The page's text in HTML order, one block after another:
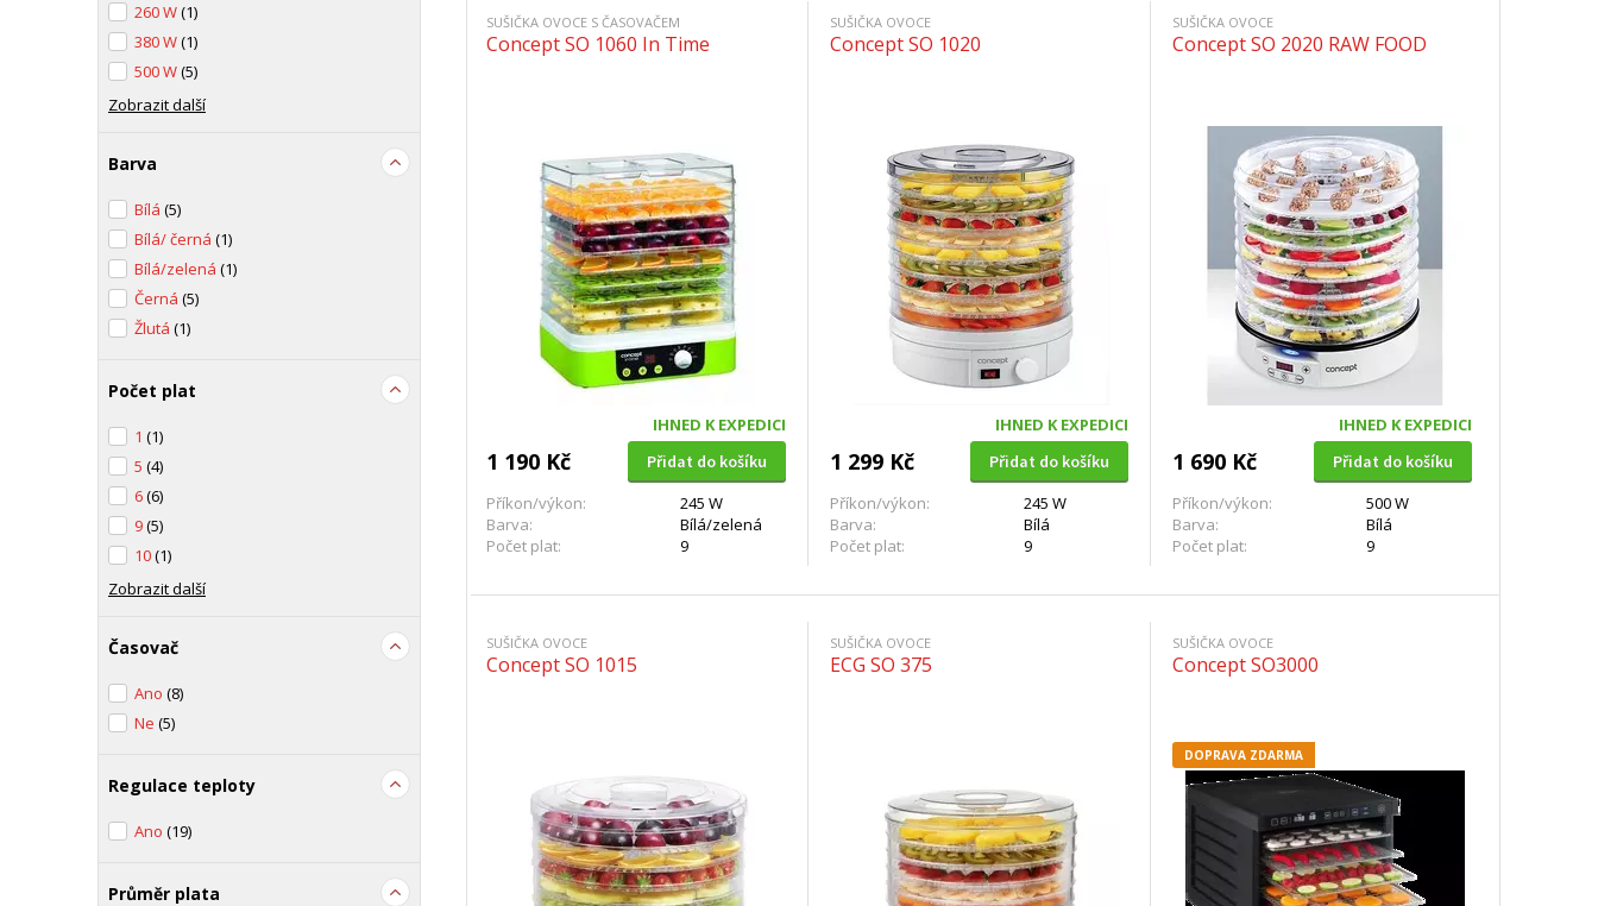
SUŠIČKA OVOCE S ČASOVAČEM
Concept SO 1060 In Time
IHNED K EXPEDICI
1 190 Kč
Přidat do košíku
Příkon/výkon:
245 W
Barva:
Bílá/zelená
Počet plat:
9
SUŠIČKA OVOCE
Concept SO 1020
IHNED K EXPEDICI
1 299 Kč
Přidat do košíku
Příkon/výkon:
245 W
Barva:
Bílá
Počet plat:
9
SUŠIČKA OVOCE
Concept SO 2020 RAW FOOD
IHNED K EXPEDICI
1 690 Kč
Přidat do košíku
Příkon/výkon:
500 W
Barva:
Bílá
Počet plat:
9
SUŠIČKA OVOCE
Concept SO 1015
SUŠIČKA OVOCE
ECG SO 375
SUŠIČKA OVOCE
Concept SO3000
DOPRAVA ZDARMA
260 W(1)
380 W(1)
500 W(5)
Zobrazit další
Barva
Bílá (5)
Bílá/ černá (1)
Bílá/zelená (1)
Černá (5)
Žlutá (1)
Počet plat
1 (1)
5 (4)
6(6)
9(5)
10(1)
Zobrazit další
Časovač
Ano (8)
Ne (5)
Regulace teploty
Ano (19)
Průměr plata